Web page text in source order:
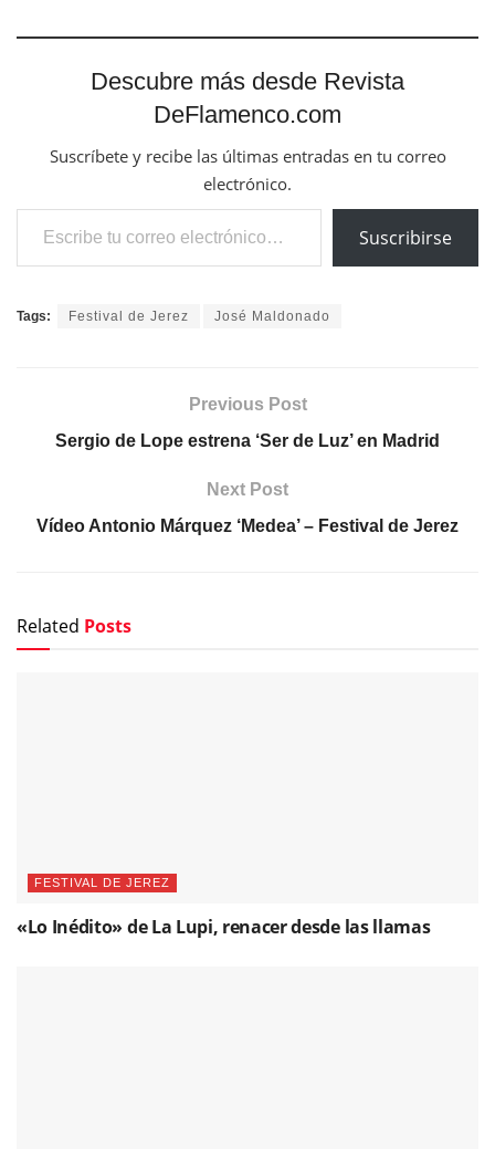
Descubre más desde Revista
DeFlamenco.com
Suscríbete y recibe las últimas entradas en tu correo
electrónico.
Escribe tu correo electrónico…
Suscribirse
Tags: Festival de Jerez José Maldonado
Previous Post
Sergio de Lope estrena ‘Ser de Luz’ en Madrid
Next Post
Vídeo Antonio Márquez ‘Medea’ – Festival de Jerez
Related Posts
FESTIVAL DE JEREZ
«Lo Inédito» de La Lupi, renacer desde las llamas